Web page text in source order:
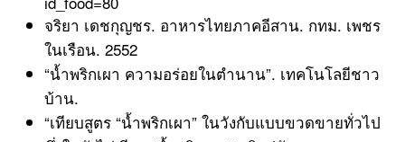
จริยา เดชกุญชร. อาหารไทยภาคอีสาน. กทม. เพชร
ในเรือน. 2552
“น้ำพริกเผา ความอร่อยในตำนาน”. เทคโนโลยีชาว
บ้าน.
“เทียบสูตร “น้ำพริกเผา” ในวังกับแบบขวดขายทั่วไป